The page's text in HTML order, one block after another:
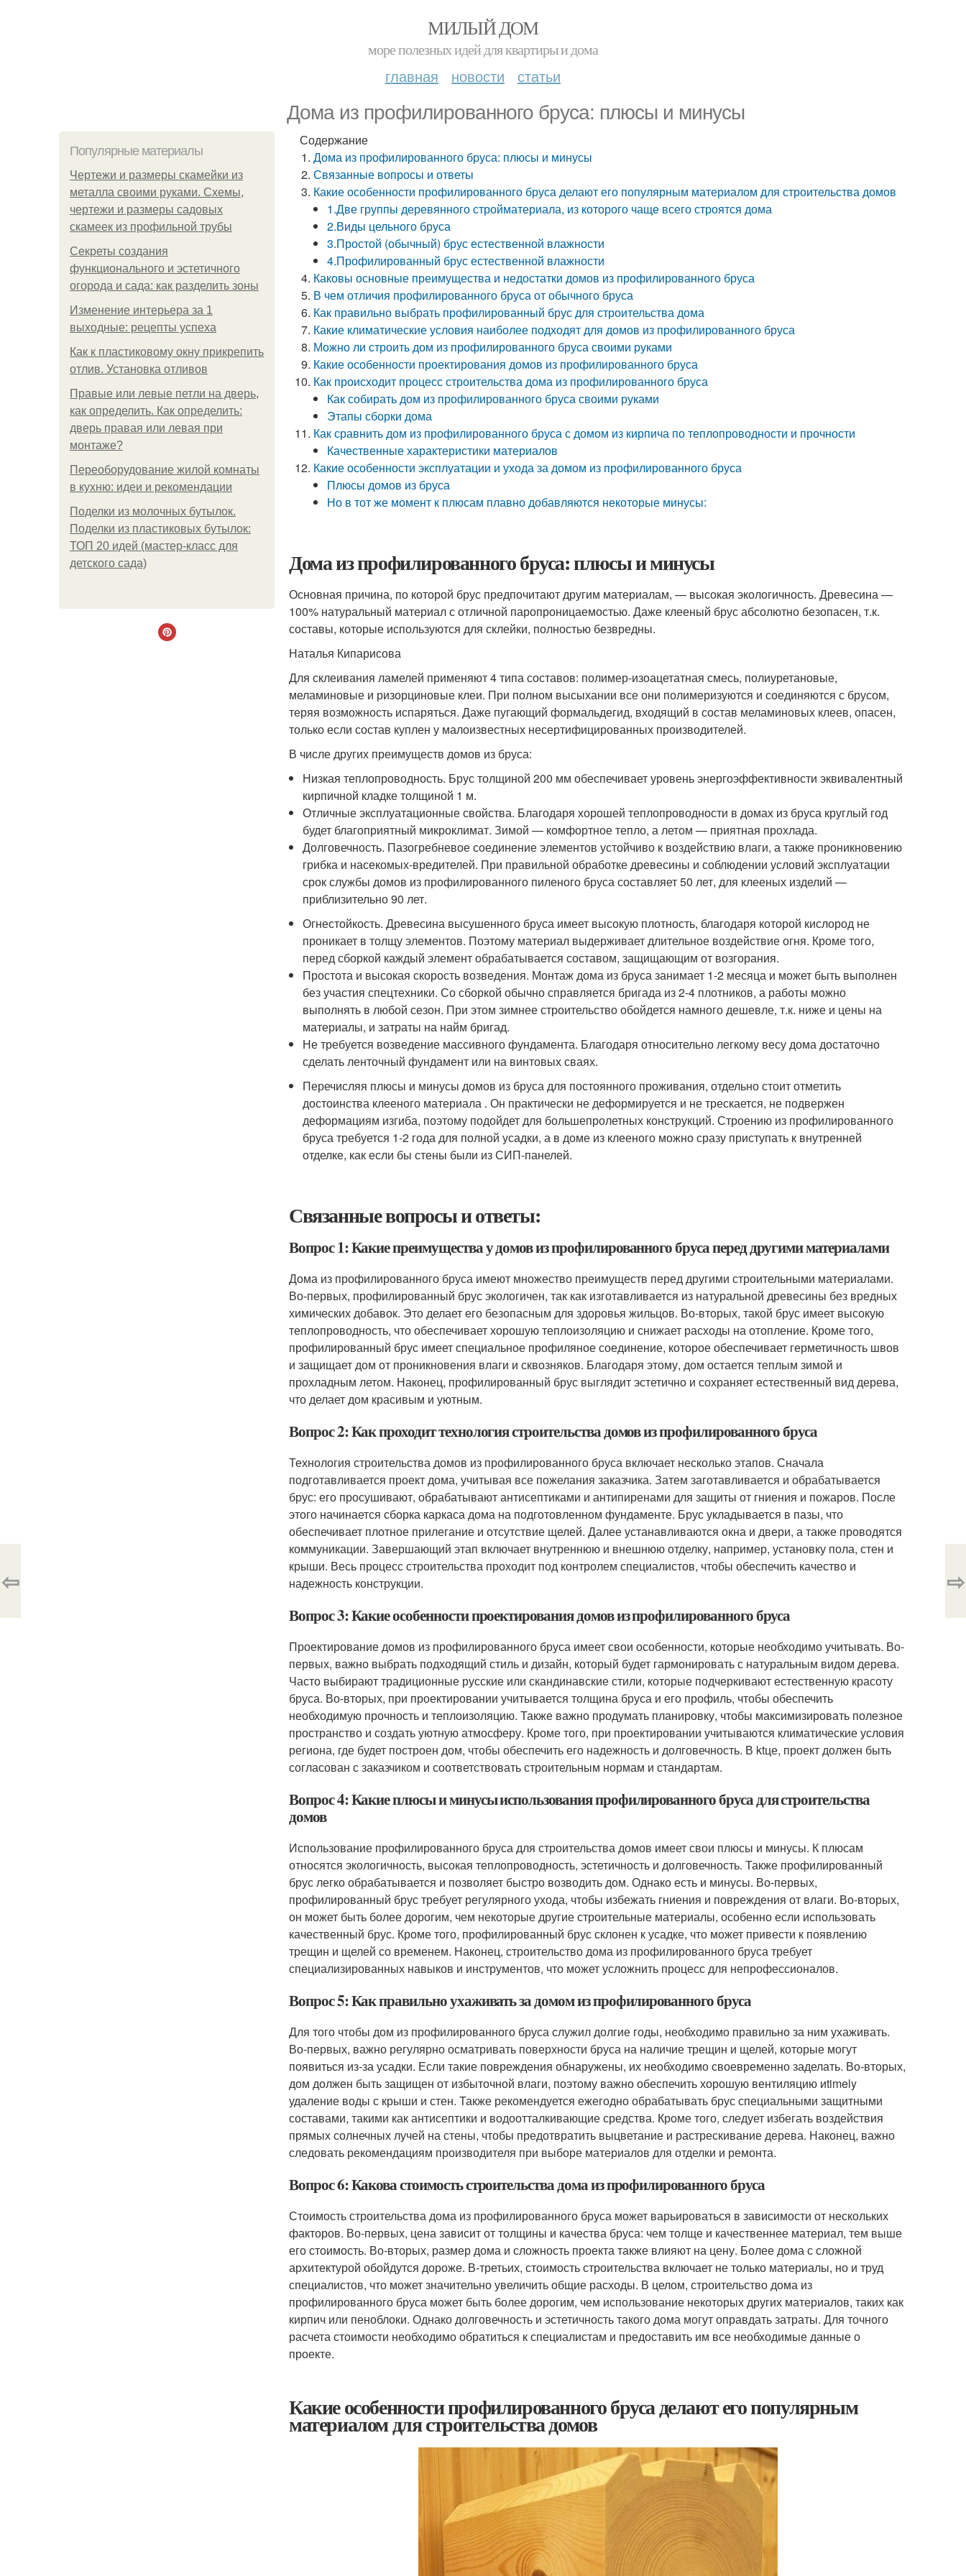
МИЛЫЙ ДОМ
море полезных идей для квартиры и дома
главная новости статьи
Дома из профилированного бруса: плюсы и минусы
Популярные материалы
Чертежи и размеры скамейки из
металла своими руками. Схемы,
чертежи и размеры садовых
скамеек из профильной трубы
Секреты создания
функционального и эстетичного
огорода и сада: как разделить зоны
Изменение интерьера за 1
выходные: рецепты успеха
Как к пластиковому окну прикрепить
отлив. Установка отливов
Правые или левые петли на дверь,
как определить. Как определить:
дверь правая или левая при
монтаже?
Переоборудование жилой комнаты
в кухню: идеи и рекомендации
Поделки из молочных бутылок.
Поделки из пластиковых бутылок:
ТОП 20 идей (мастер-класс для
детского сада)
Содержание
Дома из профилированного бруса: плюсы и минусы
Связанные вопросы и ответы
Какие особенности профилированного бруса делают его популярным материалом для строительства домов
1.Две группы деревянного стройматериала, из которого чаще всего строятся дома
2.Виды цельного бруса
3.Простой (обычный) брус естественной влажности
4.Профилированный брус естественной влажности
Каковы основные преимущества и недостатки домов из профилированного бруса
В чем отличия профилированного бруса от обычного бруса
Как правильно выбрать профилированный брус для строительства дома
Какие климатические условия наиболее подходят для домов из профилированного бруса
Можно ли строить дом из профилированного бруса своими руками
Какие особенности проектирования домов из профилированного бруса
Как происходит процесс строительства дома из профилированного бруса
Как собирать дом из профилированного бруса своими руками
Этапы сборки дома
Как сравнить дом из профилированного бруса с домом из кирпича по теплопроводности и прочности
Качественные характеристики материалов
Какие особенности эксплуатации и ухода за домом из профилированного бруса
Плюсы домов из бруса
Но в тот же момент к плюсам плавно добавляются некоторые минусы:
Дома из профилированного бруса: плюсы и минусы
Основная причина, по которой брус предпочитают другим материалам, — высокая экологичность. Древесина —
100% натуральный материал с отличной паропроницаемостью. Даже клееный брус абсолютно безопасен, т.к.
составы, которые используются для склейки, полностью безвредны.
Наталья Кипарисова
Для склеивания ламелей применяют 4 типа составов: полимер-изоацетатная смесь, полиуретановые,
меламиновые и ризорциновые клеи. При полном высыхании все они полимеризуются и соединяются с брусом,
теряя возможность испаряться. Даже пугающий формальдегид, входящий в состав меламиновых клеев, опасен,
только если состав куплен у малоизвестных несертифицированных производителей.
В числе других преимуществ домов из бруса:
Низкая теплопроводность. Брус толщиной 200 мм обеспечивает уровень энергоэффективности эквивалентный
кирпичной кладке толщиной 1 м.
Отличные эксплуатационные свойства. Благодаря хорошей теплопроводности в домах из бруса круглый год
будет благоприятный микроклимат. Зимой — комфортное тепло, а летом — приятная прохлада.
Долговечность. Пазогребневое соединение элементов устойчиво к воздействию влаги, а также проникновению
грибка и насекомых-вредителей. При правильной обработке древесины и соблюдении условий эксплуатации
срок службы домов из профилированного пиленого бруса составляет 50 лет, для клееных изделий —
приблизительно 90 лет.
Огнестойкость. Древесина высушенного бруса имеет высокую плотность, благодаря которой кислород не
проникает в толщу элементов. Поэтому материал выдерживает длительное воздействие огня. Кроме того,
перед сборкой каждый элемент обрабатывается составом, защищающим от возгорания.
Простота и высокая скорость возведения. Монтаж дома из бруса занимает 1-2 месяца и может быть выполнен
без участия спецтехники. Со сборкой обычно справляется бригада из 2-4 плотников, а работы можно
выполнять в любой сезон. При этом зимнее строительство обойдется намного дешевле, т.к. ниже и цены на
материалы, и затраты на найм бригад.
Не требуется возведение массивного фундамента. Благодаря относительно легкому весу дома достаточно
сделать ленточный фундамент или на винтовых сваях.
Перечисляя плюсы и минусы домов из бруса для постоянного проживания, отдельно стоит отметить
достоинства клееного материала . Он практически не деформируется и не трескается, не подвержен
деформациям изгиба, поэтому подойдет для большепролетных конструкций. Строению из профилированного
бруса требуется 1-2 года для полной усадки, а в доме из клееного можно сразу приступать к внутренней
отделке, как если бы стены были из СИП-панелей.
Связанные вопросы и ответы:
Вопрос 1: Какие преимущества у домов из профилированного бруса перед другими материалами
Дома из профилированного бруса имеют множество преимуществ перед другими строительными материалами.
Во-первых, профилированный брус экологичен, так как изготавливается из натуральной древесины без вредных
химических добавок. Это делает его безопасным для здоровья жильцов. Во-вторых, такой брус имеет высокую
теплопроводность, что обеспечивает хорошую теплоизоляцию и снижает расходы на отопление. Кроме того,
профилированный брус имеет специальное профиляное соединение, которое обеспечивает герметичность швов
и защищает дом от проникновения влаги и сквозняков. Благодаря этому, дом остается теплым зимой и
прохладным летом. Наконец, профилированный брус выглядит эстетично и сохраняет естественный вид дерева,
что делает дом красивым и уютным.
Вопрос 2: Как проходит технология строительства домов из профилированного бруса
Технология строительства домов из профилированного бруса включает несколько этапов. Сначала
подготавливается проект дома, учитывая все пожелания заказчика. Затем заготавливается и обрабатывается
брус: его просушивают, обрабатывают антисептиками и антипиренами для защиты от гниения и пожаров. После
этого начинается сборка каркаса дома на подготовленном фундаменте. Брус укладывается в пазы, что
обеспечивает плотное прилегание и отсутствие щелей. Далее устанавливаются окна и двери, а также проводятся
коммуникации. Завершающий этап включает внутреннюю и внешнюю отделку, например, установку пола, стен и
крыши. Весь процесс строительства проходит под контролем специалистов, чтобы обеспечить качество и
надежность конструкции.
Вопрос 3: Какие особенности проектирования домов из профилированного бруса
Проектирование домов из профилированного бруса имеет свои особенности, которые необходимо учитывать. Во-
первых, важно выбрать подходящий стиль и дизайн, который будет гармонировать с натуральным видом дерева.
Часто выбирают традиционные русские или скандинавские стили, которые подчеркивают естественную красоту
бруса. Во-вторых, при проектировании учитывается толщина бруса и его профиль, чтобы обеспечить
необходимую прочность и теплоизоляцию. Также важно продумать планировку, чтобы максимизировать полезное
пространство и создать уютную атмосферу. Кроме того, при проектировании учитываются климатические условия
региона, где будет построен дом, чтобы обеспечить его надежность и долговечность. В ktце, проект должен быть
согласован с заказчиком и соответствовать строительным нормам и стандартам.
Вопрос 4: Какие плюсы и минусы использования профилированного бруса для строительства
домов
Использование профилированного бруса для строительства домов имеет свои плюсы и минусы. К плюсам
относятся экологичность, высокая теплопроводность, эстетичность и долговечность. Также профилированный
брус легко обрабатывается и позволяет быстро возводить дом. Однако есть и минусы. Во-первых,
профилированный брус требует регулярного ухода, чтобы избежать гниения и повреждения от влаги. Во-вторых,
он может быть более дорогим, чем некоторые другие строительные материалы, особенно если использовать
качественный брус. Кроме того, профилированный брус склонен к усадке, что может привести к появлению
трещин и щелей со временем. Наконец, строительство дома из профилированного бруса требует
специализированных навыков и инструментов, что может усложнить процесс для непрофессионалов.
Вопрос 5: Как правильно ухаживать за домом из профилированного бруса
Для того чтобы дом из профилированного бруса служил долгие годы, необходимо правильно за ним ухаживать.
Во-первых, важно регулярно осматривать поверхности бруса на наличие трещин и щелей, которые могут
появиться из-за усадки. Если такие повреждения обнаружены, их необходимо своевременно заделать. Во-вторых,
дом должен быть защищен от избыточной влаги, поэтому важно обеспечить хорошую вентиляцию иtimely
удаление воды с крыши и стен. Также рекомендуется ежегодно обрабатывать брус специальными защитными
составами, такими как антисептики и водоотталкивающие средства. Кроме того, следует избегать воздействия
прямых солнечных лучей на стены, чтобы предотвратить выцветание и растрескивание дерева. Наконец, важно
следовать рекомендациям производителя при выборе материалов для отделки и ремонта.
Вопрос 6: Какова стоимость строительства дома из профилированного бруса
Стоимость строительства дома из профилированного бруса может варьироваться в зависимости от нескольких
факторов. Во-первых, цена зависит от толщины и качества бруса: чем толще и качественнее материал, тем выше
его стоимость. Во-вторых, размер дома и сложность проекта также влияют на цену. Более дома с сложной
архитектурой обойдутся дороже. В-третьих, стоимость строительства включает не только материалы, но и труд
специалистов, что может значительно увеличить общие расходы. В целом, строительство дома из
профилированного бруса может быть более дорогим, чем использование некоторых других материалов, таких как
кирпич или пеноблоки. Однако долговечность и эстетичность такого дома могут оправдать затраты. Для точного
расчета стоимости необходимо обратиться к специалистам и предоставить им все необходимые данные о
проекте.
Какие особенности профилированного бруса делают его популярным
материалом для строительства домов
⇦ ⇨